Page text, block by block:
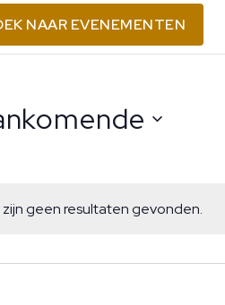
Bericht
zijn geen resultaten gevonden.
NAAR EVENEMENTEN